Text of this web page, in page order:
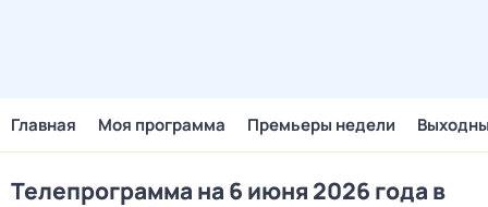
Главная Моя программа Премьеры недели
Телепрограмма на 6 июня 2026 года в